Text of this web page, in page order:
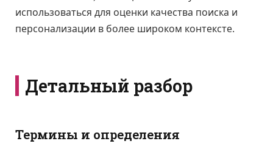
использоваться для оценки качества поиска и
персонализации в более широком контексте.
Детальный разбор
Термины и определения